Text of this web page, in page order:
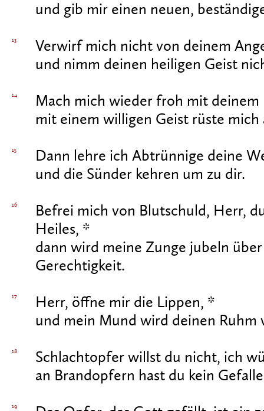
und gib mir einen neuen,
13
Verwirf mich nicht von deinem
und nimm deinen heiligen Geist
14
Mach mich wieder froh mit
mit einem willigen Geist rüste mich
15
Dann lehre ich Abtrünnige deine
und die Sünder kehren um zu dir.
16
Befrei mich von Blutschuld, Herr,
Heiles, *
dann wird meine Zunge jubeln
Gerechtigkeit.
17
Herr, öffne mir die Lippen, *
und mein Mund wird deinen Ruhm
18
Schlachtopfer willst du nicht, ich
an Brandopfern hast du kein
19